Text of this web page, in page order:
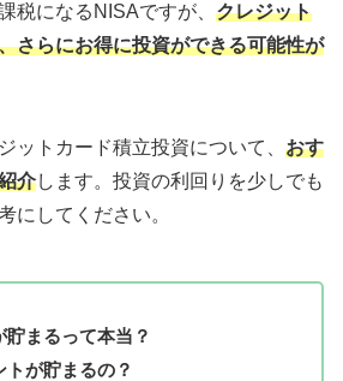
税になるNISAですが、 クレジット
さらにお得に投資ができる可能性が
ットカード積立投資について、 おす
介します。投資の利回りを少しでも
にしてください。
貯まるって本当？
トが貯まるの？